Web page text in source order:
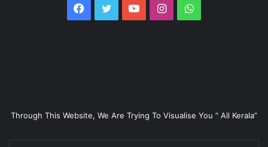
Facebook
TwitterYouTubeInstagramWhatsApp
Through This Website, We Are Trying To Visualise You “ All Kerala”